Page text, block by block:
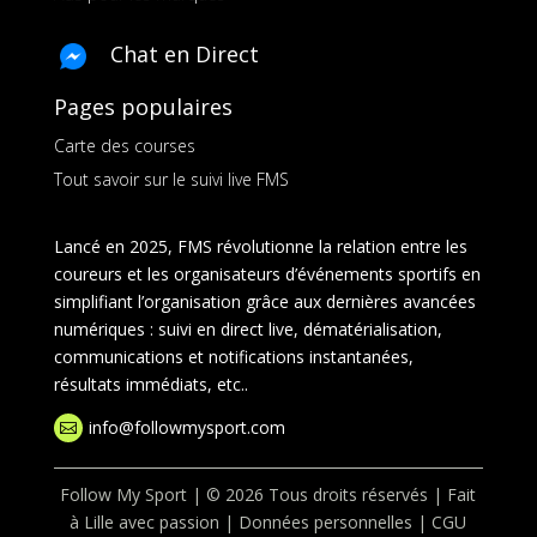
Chat en Direct
Pages populaires
Carte des courses
Tout savoir sur le suivi live FMS
Lancé en 2025, FMS révolutionne la relation entre les
coureurs et les organisateurs d’événements sportifs en
simplifiant l’organisation grâce aux dernières avancées
numériques : suivi en direct live, dématérialisation,
communications et notifications instantanées,
résultats immédiats, etc..
 info@followmysport.com
Follow My Sport | © 2026 Tous droits réservés | Fait
à Lille avec passion | Données personnelles |CGU